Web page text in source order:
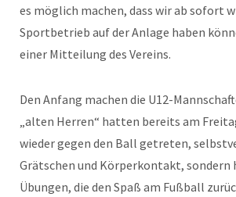
es möglich machen, dass wir ab sofort
Sportbetrieb auf der Anlage haben
einer Mitteilung des Vereins.
Den Anfang machen die U12-
„alten Herren“ hatten bereits am
wieder gegen den Ball getreten,
Grätschen und Körperkontakt,
Übungen, die den Spaß am Fußball